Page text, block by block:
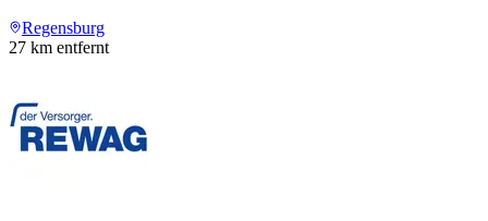
Regensburg
27 km entfernt